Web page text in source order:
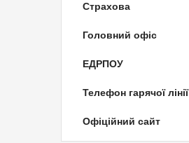
Страхова
Головний офіс
ЕДРПОУ
Телефон гарячої лінії
Офіційний сайт